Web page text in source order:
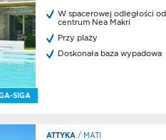
SIGA
W spacerowej odległości od
centrum Nea Makri
Przy plaży
Doskonała baza wypadowa
ATTYKA / MATI